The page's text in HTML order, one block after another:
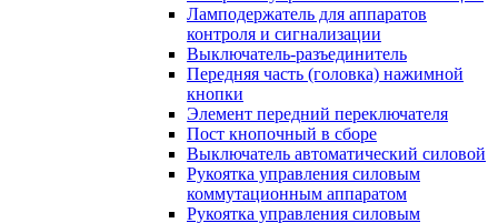
Ламподержатель для аппаратов
контроля и сигнализации
Выключатель-разъединитель
Передняя часть (головка) нажимной
кнопки
Элемент передний переключателя
Пост кнопочный в сборе
Выключатель автоматический силовой
Рукоятка управления силовым
коммутационным аппаратом
Рукоятка управления силовым